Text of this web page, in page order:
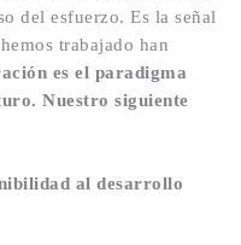
del esfuerzo. Es la señal
trabajado han
es el paradigma
Nuestro siguiente
al desarrollo